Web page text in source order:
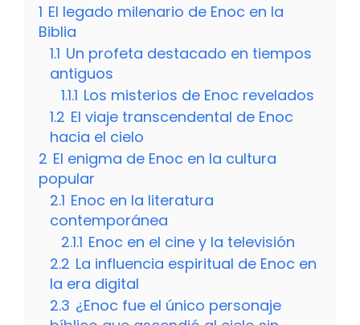
1 El legado milenario de Enoc en la
Biblia
1.1 Un profeta destacado en tiempos
antiguos
1.1.1 Los misterios de Enoc revelados
1.2 El viaje transcendental de Enoc
hacia el cielo
2 El enigma de Enoc en la cultura
popular
2.1 Enoc en la literatura
contemporánea
2.1.1 Enoc en el cine y la televisión
2.2 La influencia espiritual de Enoc en
la era digital
2.3 ¿Enoc fue el único personaje